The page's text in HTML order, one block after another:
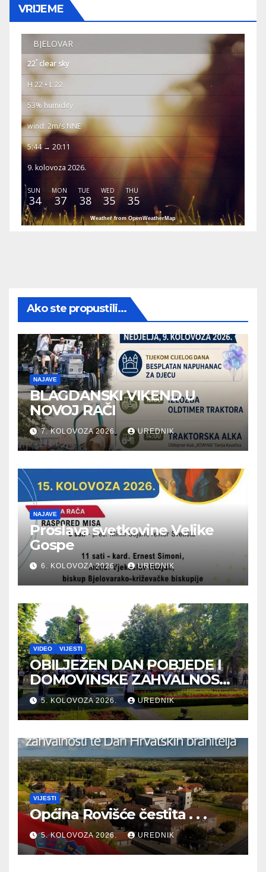
VRIJEME
BJELOVAR
22° clear sky
H 22 • L 22
53% humidity
wind: 2m/s NNE
5:44 → 20:11
9. kolovoza 2026.
SUN
34
MON
37
TUE
38
WED
35
THU
35
Weather from OpenWeatherMap
Ako ste propustili...
NAJAVE
BLAGDANSKI VIKEND U
NOVOJ RAČI
7. KOLOVOZA 2026. UREDNIK
NAJAVE
Proslava svetkovine Velike
Gospe
6. KOLOVOZA 2026. UREDNIK
VIDEO VIJESTI
OBILJEŽEN DAN POBJEDE I
DOMOVINSKE ZAHVALNOSTI
TE DAN HRVATSKIH
BRANITELJA
5. KOLOVOZA 2026. UREDNIK
VIJESTI
Općina Rovišće čestita . . .
5. KOLOVOZA 2026. UREDNIK